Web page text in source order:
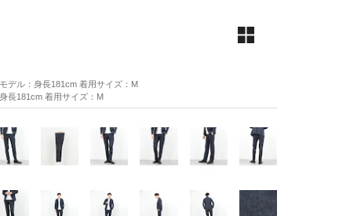
デル：身長181cm 着用サイズ：M
長181cm 着用サイズ：M